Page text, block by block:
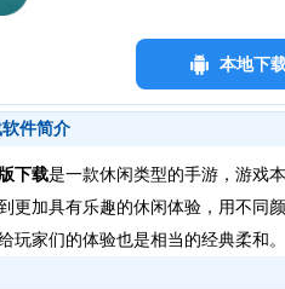
本地下
件简介
下载是一款休闲类型的手游，游戏
更加具有乐趣的休闲体验，用不同
玩家们的体验也是相当的经典柔和。